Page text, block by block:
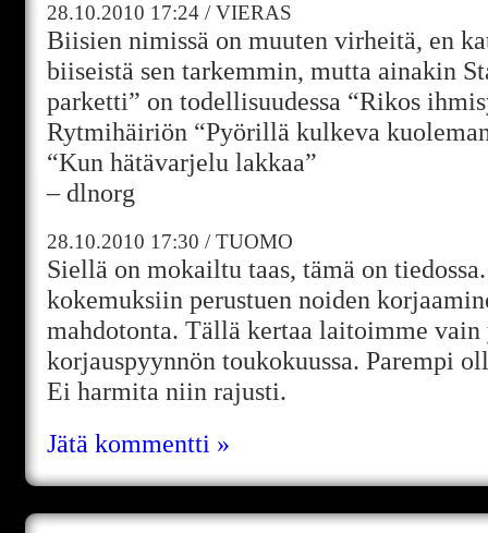
28.10.2010 17:24 /VIERAS
Biisien nimissä on muuten virheitä, en
biiseistä sen tarkemmin, mutta ainakin
parketti” on todellisuudessa “Rikos
Rytmihäiriön “Pyörillä kulkeva
“Kun hätävarjelu lakkaa”
– dlnorg
28.10.2010 17:30 /TUOMO
Siellä on mokailtu taas, tämä on
kokemuksiin perustuen noiden
mahdotonta. Tällä kertaa laitoimme vain
korjauspyynnön toukokuussa. Parempi
Ei harmita niin rajusti.
Jätä kommentti »